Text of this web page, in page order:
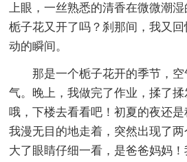
上眼，一丝熟悉的清香在微微潮
栀子花又开了吗？刹那间，我又
动的瞬间。
那是一个栀子花开的季节，空
气。晚上，我做完了作业，揉了
哦，下楼去看看吧！初夏的夜还是
我漫无目的地走着，突然出现了
大了眼睛仔细一看，是爸爸妈妈